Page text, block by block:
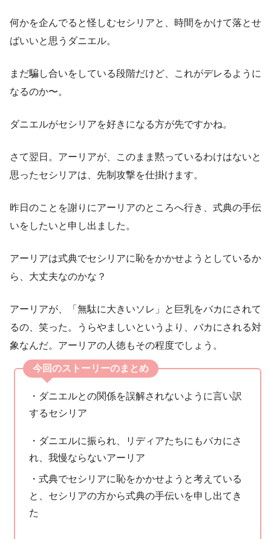
何かを企んでると怪しむセシリアと、時間をかけて落とせ
ばいいと思うダニエル。
まだ騙し合いをしている段階だけど、これがデレるように
なるのか〜。
ダニエルがセシリアを好きになる方が先ですかね。
さて翌日。アーリアが、このまま黙っているわけはないと
思ったセシリアは、先制攻撃を仕掛けます。
昨日のことを謝りにアーリアのところへ行き、式典の手伝
いをしたいと申し出ました。
アーリアは式典でセシリアに恥をかかせようとしているか
ら、大丈夫なのかな？
アーリアが、「無駄に大きいソレ」と巨乳をバカにされて
るの、笑った。うらやましいというより、バカにされる対
象なんだ。アーリアの人徳もその程度でしょう。
今回のストーリーのまとめ
・ダニエルとの関係を誤解されないように言い訳
するセシリア
・ダニエルに振られ、リディアたちにもバカにさ
れ、我慢ならないアーリア
・式典でセシリアに恥をかかせようと考えている
と、セシリアの方から式典の手伝いを申し出てき
た